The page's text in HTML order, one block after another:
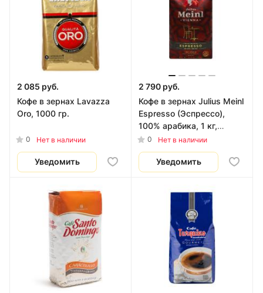
2 085 руб.
Кофе в зернах Lavazza
Oro, 1000 гр.
0 Нет в наличии
Уведомить
2 790 руб.
Кофе в зернах Julius Meinl
Espresso (Эспрессо),
100% арабика, 1 кг,
венская коллекция
0 Нет в наличии
Уведомить